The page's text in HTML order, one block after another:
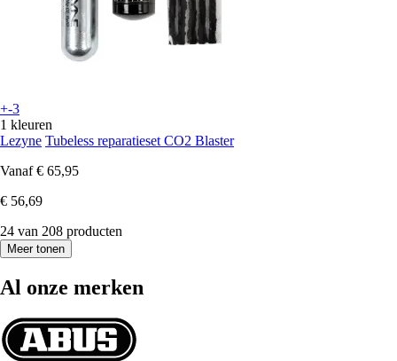
+-3
1 kleuren
Lezyne Tubeless reparatieset CO2 Blaster
Vanaf € 65,95
€ 56,69
24 van 208 producten
Meer tonen
Al onze merken